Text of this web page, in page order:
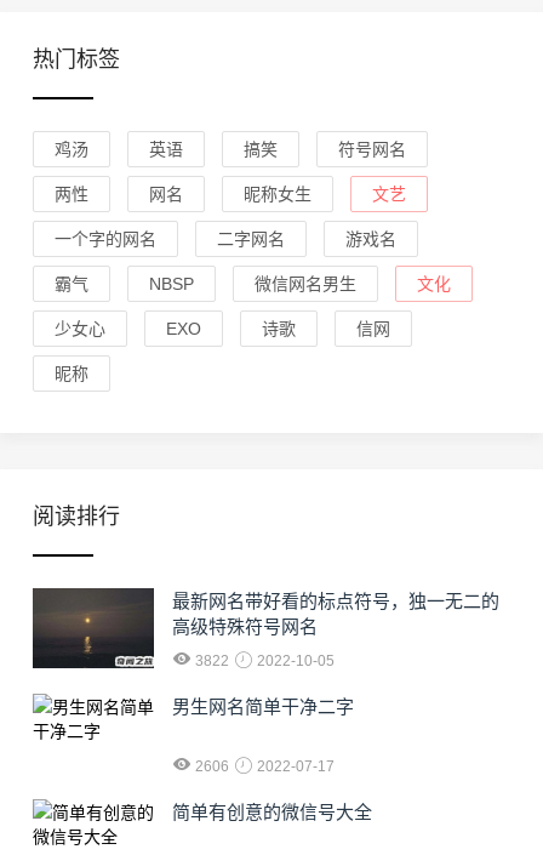
热门标签
鸡汤 英语 搞笑 符号网名
两性 网名 昵称女生 文艺
一个字的网名 二字网名 游戏名
霸气 NBSP 微信网名男生 文化
少女心 EXO 诗歌 信网
昵称
阅读排行
最新网名带好看的标点符号，独一无二的
高级特殊符号网名
3822 2022-10-05
男生网名简单干净二字
2606 2022-07-17
简单有创意的微信号大全